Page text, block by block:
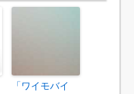
「ワイモバイ